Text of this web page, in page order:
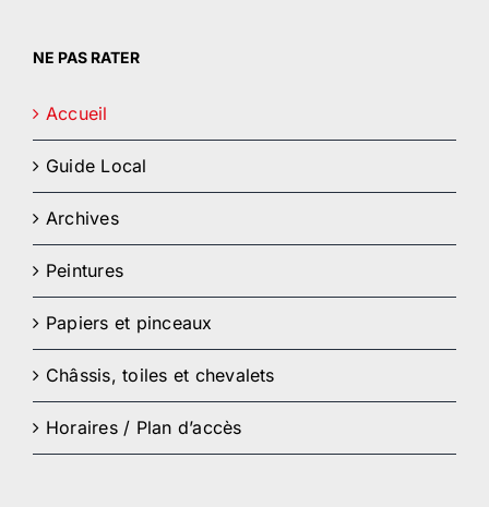
NE PAS RATER
Accueil
Guide Local
Archives
Peintures
Papiers et pinceaux
Châssis, toiles et chevalets
Horaires / Plan d’accès